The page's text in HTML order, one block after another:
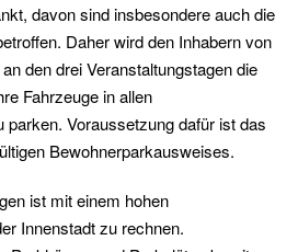
davon sind insbesondere auch die
Daher wird den Inhabern von
den drei Veranstaltungstagen die
Fahrzeuge in allen
parken. Voraussetzung dafür ist das
Bewohnerparkausweises.
ist mit einem hohen
Innenstadt zu rechnen.